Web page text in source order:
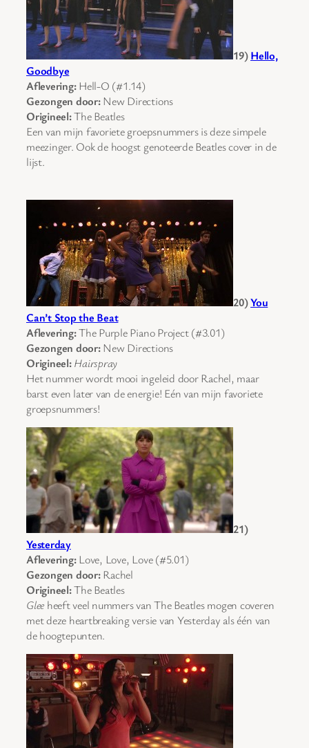
19)Hello,
Goodbye
Aflevering:Hell-O (#1.14)
Gezongen door:New Directions
Origineel:The Beatles
Een van mijn favoriete groepsnummers is deze simpele
meezinger. Ook de hoogst genoteerde Beatles cover in de
lijst.
20)You
Can’t Stop the Beat
Aflevering:The Purple Piano Project (#3.01)
Gezongen door:New Directions
Origineel:Hairspray
Het nummer wordt mooi ingeleid door Rachel, maar
barst even later van de energie! Eén van mijn favoriete
groepsnummers!
21)
Yesterday
Aflevering:Love, Love, Love (#5.01)
Gezongen door:Rachel
Origineel:The Beatles
Glee heeft veel nummers van The Beatles mogen coveren
met deze heartbreaking versie van Yesterday als één van
de hoogtepunten.